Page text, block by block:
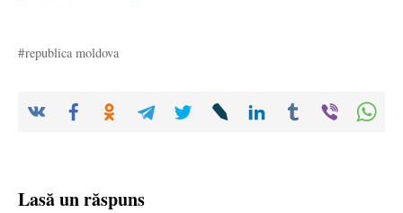
republica moldova
Lasă un răspuns